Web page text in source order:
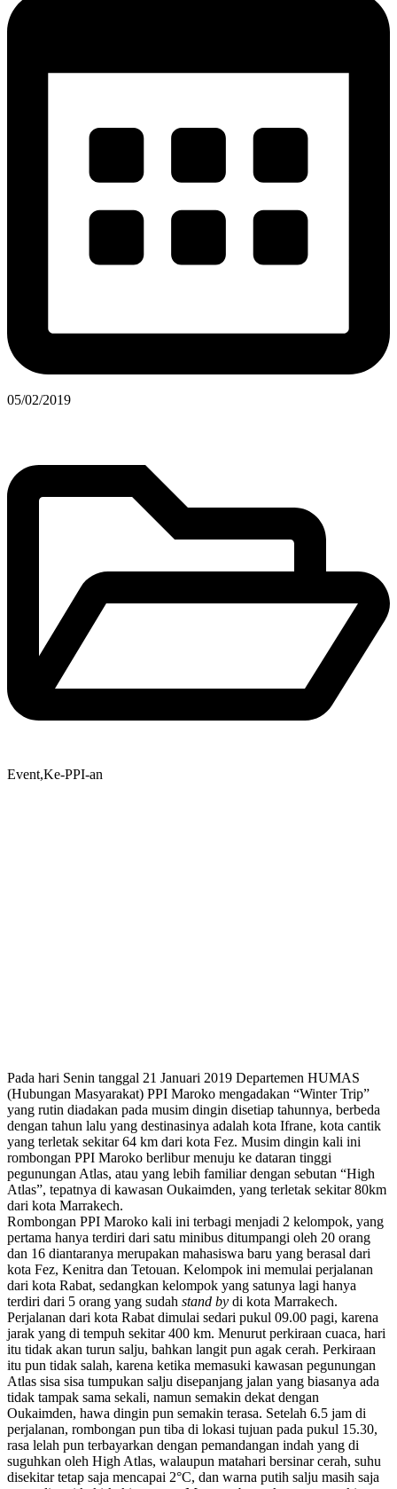
05/02/2019
Event,Ke-PPI-an
Pada hari Senin tanggal 21 Januari 2019 Departemen HUMAS
(Hubungan Masyarakat) PPI Maroko mengadakan “Winter Trip”
yang rutin diadakan pada musim dingin disetiap tahunnya, berbeda
dengan tahun lalu yang destinasinya adalah kota Ifrane, kota cantik
yang terletak sekitar 64 km dari kota Fez. Musim dingin kali ini
rombongan PPI Maroko berlibur menuju ke dataran tinggi
pegunungan Atlas, atau yang lebih familiar dengan sebutan “High
Atlas”, tepatnya di kawasan Oukaimden, yang terletak sekitar 80km
dari kota Marrakech.
Rombongan PPI Maroko kali ini terbagi menjadi 2 kelompok, yang
pertama hanya terdiri dari satu minibus ditumpangi oleh 20 orang
dan 16 diantaranya merupakan mahasiswa baru yang berasal dari
kota Fez, Kenitra dan Tetouan. Kelompok ini memulai perjalanan
dari kota Rabat, sedangkan kelompok yang satunya lagi hanya
terdiri dari 5 orang yang sudah stand by di kota Marrakech.
Perjalanan dari kota Rabat dimulai sedari pukul 09.00 pagi, karena
jarak yang di tempuh sekitar 400 km. Menurut perkiraan cuaca, hari
itu tidak akan turun salju, bahkan langit pun agak cerah. Perkiraan
itu pun tidak salah, karena ketika memasuki kawasan pegunungan
Atlas sisa sisa tumpukan salju disepanjang jalan yang biasanya ada
tidak tampak sama sekali, namun semakin dekat dengan
Oukaimden, hawa dingin pun semakin terasa. Setelah 6.5 jam di
perjalanan, rombongan pun tiba di lokasi tujuan pada pukul 15.30,
rasa lelah pun terbayarkan dengan pemandangan indah yang di
suguhkan oleh High Atlas, walaupun matahari bersinar cerah, suhu
disekitar tetap saja mencapai 2°C, dan warna putih salju masih saja